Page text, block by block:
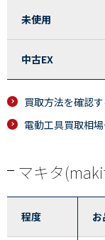
未使用
中古EX
買取方法を確認す
電動工具買取相
マキタ
程度